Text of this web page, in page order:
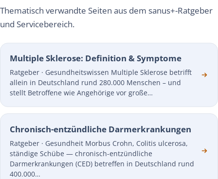
Thematisch verwandte Seiten aus dem sanus+-Ratgeber
und Servicebereich.
Multiple Sklerose: Definition & Symptome
Ratgeber · Gesundheitswissen Multiple Sklerose betrifft
allein in Deutschland rund 280.000 Menschen – und
stellt Betroffene wie Angehörige vor große…
Chronisch-entzündliche Darmerkrankungen
Ratgeber · Gesundheit Morbus Crohn, Colitis ulcerosa,
ständige Schübe — chronisch-entzündliche
Darmerkrankungen (CED) betreffen in Deutschland rund
400.000…